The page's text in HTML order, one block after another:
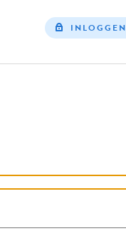
INLOGGEN